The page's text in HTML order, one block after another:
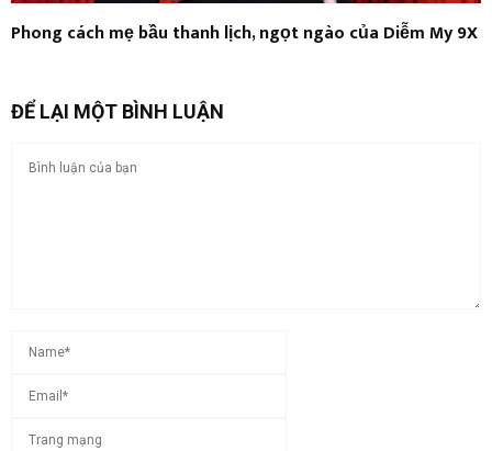
Phong cách mẹ bầu thanh lịch, ngọt ngào của Diễm My 9X
ĐỂ LẠI MỘT BÌNH LUẬN